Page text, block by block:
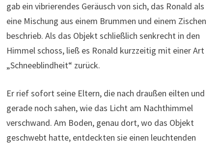
gab ein vibrierendes Geräusch von sich, das Ronald als
eine Mischung aus einem Brummen und einem Zischen
beschrieb. Als das Objekt schließlich senkrecht in den
Himmel schoss, ließ es Ronald kurzzeitig mit einer Art
„Schneeblindheit“ zurück.
Er rief sofort seine Eltern, die nach draußen eilten und
gerade noch sahen, wie das Licht am Nachthimmel
verschwand. Am Boden, genau dort, wo das Objekt
geschwebt hatte, entdeckten sie einen leuchtenden